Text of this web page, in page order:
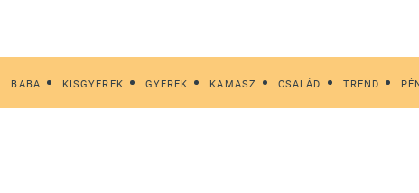
BABA KISGYEREK GYEREK KAMASZ CSALÁD TREND